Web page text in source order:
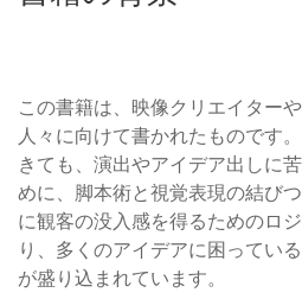
この書籍は、映像クリエイター
人々に向けて書かれたものです
きても、演出やアイデア出しに
めに、脚本術と視覚表現の結び
に観客の没入感を得るためのロ
り、多くのアイデアに困ってい
が盛り込まれています。